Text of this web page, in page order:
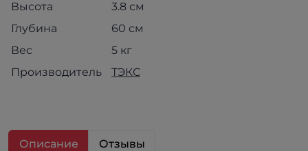
Высота
3.8 см
Глубина
60 см
Вес
5 кг
Производитель
ТЭКС
Описание Отзывы